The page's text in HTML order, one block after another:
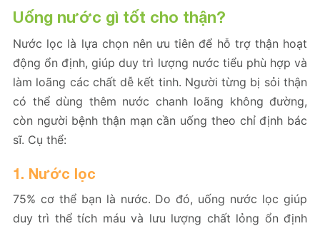
Uống nước gì tốt cho thận?
Nước lọc là lựa chọn nên ưu tiên để hỗ trợ thận hoạt
động ổn định, giúp duy trì lượng nước tiểu phù hợp và
làm loãng các chất dễ kết tinh. Người từng bị sỏi thận
có thể dùng thêm nước chanh loãng không đường,
còn người bệnh thận mạn cần uống theo chỉ định bác
sĩ. Cụ thể:
1. Nước lọc
75% cơ thể bạn là nước. Do đó, uống nước lọc giúp
duy trì thể tích máu và lưu lượng chất lỏng ổn định